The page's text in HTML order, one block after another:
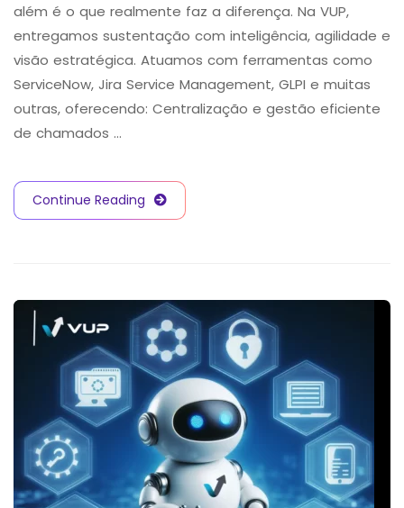
além é o que realmente faz a diferença. Na VUP,
entregamos sustentação com inteligência, agilidade e
visão estratégica. Atuamos com ferramentas como
ServiceNow, Jira Service Management, GLPI e muitas
outras, oferecendo: Centralização e gestão eficiente
de chamados …
Continue Reading